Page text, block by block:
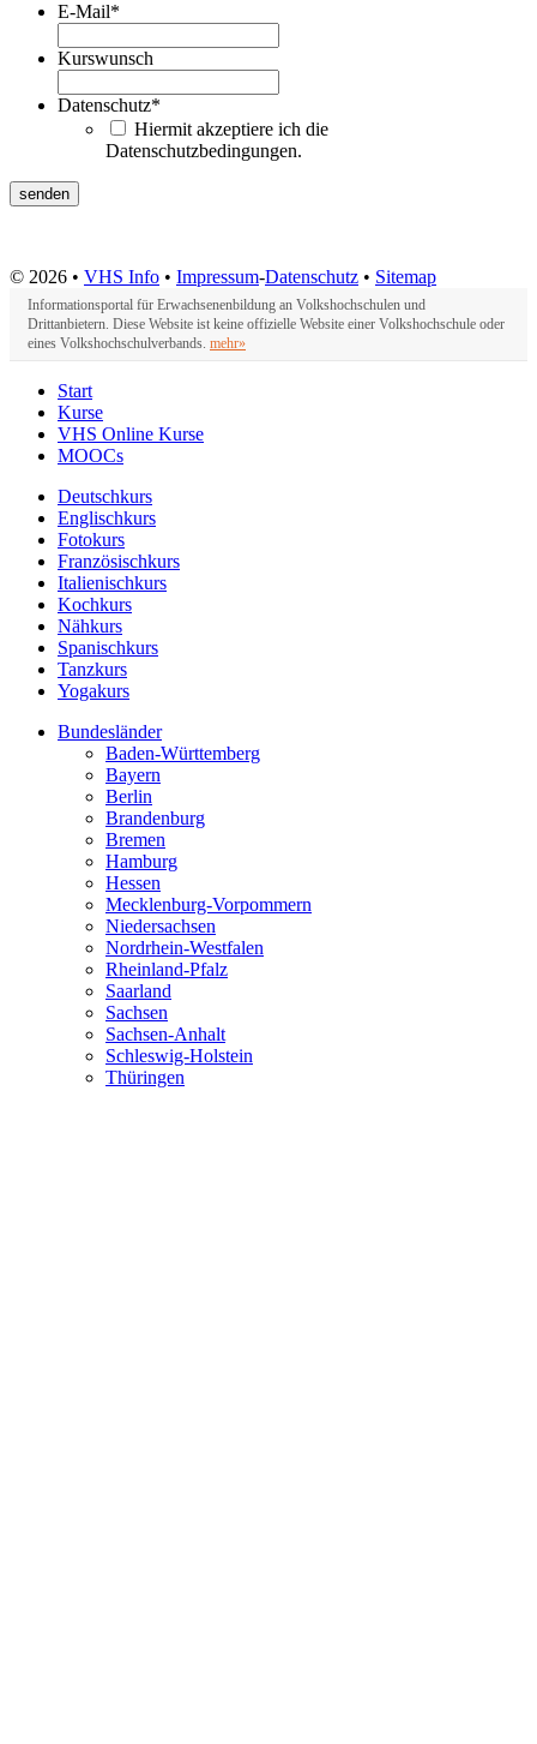
E-Mail*
Kurswunsch
Datenschutz*
Hiermit akzeptiere ich die
Datenschutzbedingungen.
© 2026 • VHS Info • Impressum-Datenschutz • Sitemap
Informationsportal für Erwachsenenbildung an Volkshochschulen und
Drittanbietern. Diese Website ist keine offizielle Website einer Volkshochschule oder
eines Volkshochschulverbands. mehr»
Start
Kurse
VHS Online Kurse
MOOCs
Deutschkurs
Englischkurs
Fotokurs
Französischkurs
Italienischkurs
Kochkurs
Nähkurs
Spanischkurs
Tanzkurs
Yogakurs
Bundesländer
Baden-Württemberg
Bayern
Berlin
Brandenburg
Bremen
Hamburg
Hessen
Mecklenburg-Vorpommern
Niedersachsen
Nordrhein-Westfalen
Rheinland-Pfalz
Saarland
Sachsen
Sachsen-Anhalt
Schleswig-Holstein
Thüringen